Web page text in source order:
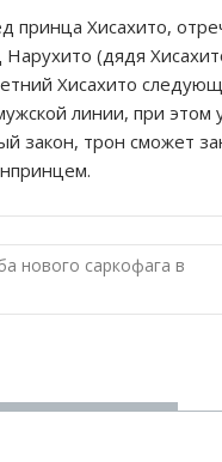
принца Хисахито,
(дядя
Хисахито
линии, при
закон, трон сможет
нового саркофага в